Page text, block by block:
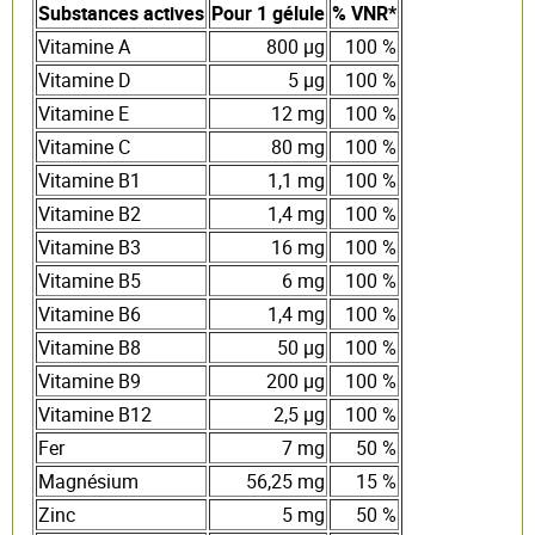
Substances actives Pour 1 gélule % VNR*
Vitamine A
800 µg
100 %
Vitamine D
5 µg
100 %
Vitamine E
12 mg
100 %
Vitamine C
80 mg
100 %
Vitamine B1
1,1 mg
100 %
Vitamine B2
1,4 mg
100 %
Vitamine B3
16 mg
100 %
Vitamine B5
6 mg
100 %
Vitamine B6
1,4 mg
100 %
Vitamine B8
50 µg
100 %
Vitamine B9
200 µg
100 %
Vitamine B12
2,5 µg
100 %
Fer
7 mg
50 %
Magnésium
56,25 mg
15 %
Zinc
5 mg 50 %